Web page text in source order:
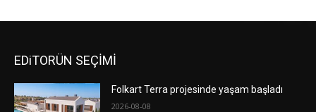
EDiTORÜN SEÇİMİ
Folkart Terra projesinde yaşam başladı
2026-08-08